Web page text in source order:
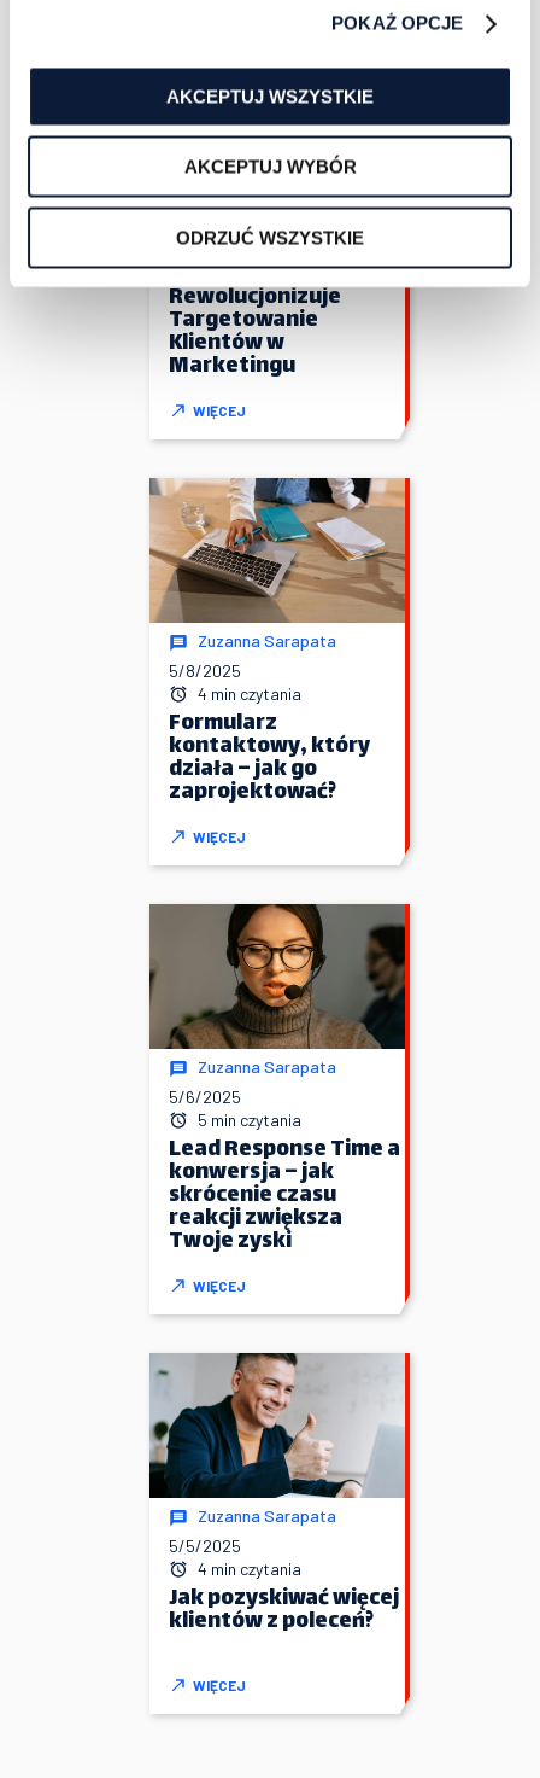
POKAŻ OPCJE
AKCEPTUJ WSZYSTKIE
AKCEPTUJ WYBÓR
ODRZUĆ WSZYSTKIE
Zuzanna Sarapata
5/9/2025
5 min czytania
Jak Sztuczna
Inteligencja
Rewolucjonizuje
Targetowanie
Klientów w
Marketingu
WIĘCEJ
Zuzanna Sarapata
5/8/2025
4 min czytania
Formularz
kontaktowy, który
działa – jak go
zaprojektować?
WIĘCEJ
Zuzanna Sarapata
5/6/2025
5 min czytania
Lead Response Time a
konwersja – jak
skrócenie czasu
reakcji zwiększa
Twoje zyski
WIĘCEJ
Zuzanna Sarapata
5/5/2025
4 min czytania
Jak pozyskiwać więcej
klientów z poleceń?
WIĘCEJ